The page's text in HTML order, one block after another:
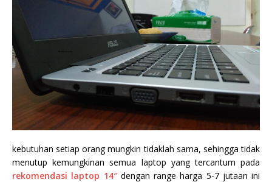
kebutuhan setiap orang mungkin tidaklah sama, sehingga tidak
menutup kemungkinan semua laptop yang tercantum pada
rekomendasi laptop 14″dengan range harga 5-7 jutaan ini